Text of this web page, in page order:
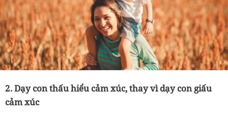
2. Dạy con thấu hiểu cảm xúc, thay vì dạy con giấu
cảm xúc